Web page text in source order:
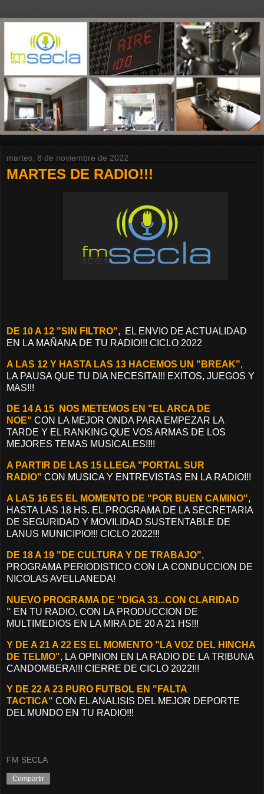
martes, 8 de noviembre de 2022
MARTES DE RADIO!!!
DE 10 A 12 "SIN FILTRO", EL ENVIO DE ACTUALIDAD
EN LA MAÑANA DE TU RADIO!!! CICLO 2022
A LAS 12 Y HASTA LAS 13 HACEMOS UN "BREAK",
LA PAUSA QUE TU DIA NECESITA!!! EXITOS, JUEGOS Y
MAS!!!
DE 14 A 15 NOS METEMOS EN "EL ARCA DE
NOE" CON LA MEJOR ONDA PARA EMPEZAR LA
TARDE Y EL RANKING QUE VOS ARMAS DE LOS
MEJORES TEMAS MUSICALES!!!!
A PARTIR DE LAS 15 LLEGA "PORTAL SUR
RADIO" CON MUSICA Y ENTREVISTAS EN LA RADIO!!!
A LAS 16 ES EL MOMENTO DE "POR BUEN CAMINO",
HASTA LAS 18 HS. EL PROGRAMA DE LA SECRETARIA
DE SEGURIDAD Y MOVILIDAD SUSTENTABLE DE
LANUS MUNICIPIO!!! CICLO 2022!!!
DE 18 A 19 "DE CULTURA Y DE TRABAJO",
PROGRAMA PERIODISTICO CON LA CONDUCCION DE
NICOLAS AVELLANEDA!
NUEVO PROGRAMA DE "DIGA 33...CON CLARIDAD
" EN TU RADIO, CON LA PRODUCCION DE
MULTIMEDIOS EN LA MIRA DE 20 A 21 HS!!!
Y DE A 21 A 22 ES EL MOMENTO "LA VOZ DEL HINCHA
DE TELMO", LA OPINION EN LA RADIO DE LA TRIBUNA
CANDOMBERA!!! CIERRE DE CICLO 2022!!!
Y DE 22 A 23 PURO FUTBOL EN "FALTA
TACTICA" CON EL ANALISIS DEL MEJOR DEPORTE
DEL MUNDO EN TU RADIO!!!
FM SECLA
Compartir